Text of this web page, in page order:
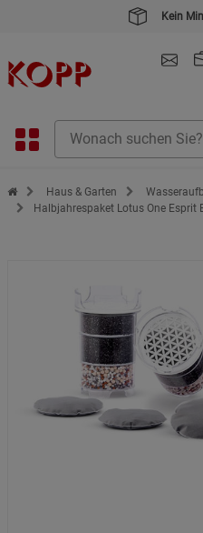
Kein
Zur Startseite des Kopp Verlag Online-
Haus & Garten
Halbjahrespaket Lotus One Esprit